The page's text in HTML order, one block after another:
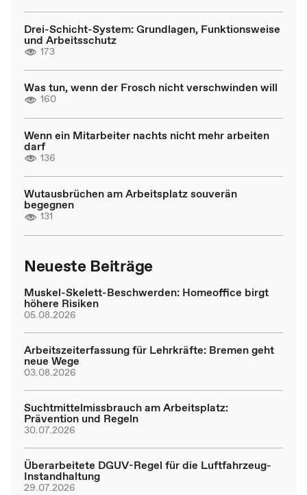
Drei-Schicht-System: Grundlagen, Funktionsweise
und Arbeitsschutz
173
Was tun, wenn der Frosch nicht verschwinden will
160
Wenn ein Mitarbeiter nachts nicht mehr arbeiten
darf
136
Wutausbrüchen am Arbeitsplatz souverän
begegnen
131
Neueste Beiträge
Muskel-Skelett-Beschwerden: Homeoffice birgt
höhere Risiken
05.08.2026
Arbeitszeiterfassung für Lehrkräfte: Bremen geht
neue Wege
03.08.2026
Suchtmittelmissbrauch am Arbeitsplatz:
Prävention und Regeln
30.07.2026
Überarbeitete DGUV-Regel für die Luftfahrzeug-
Instandhaltung
29.07.2026